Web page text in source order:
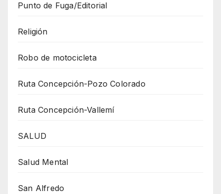
Punto de Fuga/Editorial
Religión
Robo de motocicleta
Ruta Concepción-Pozo Colorado
Ruta Concepción-Vallemí
SALUD
Salud Mental
San Alfredo